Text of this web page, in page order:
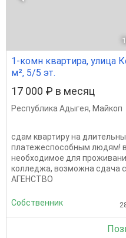
1
1-комн квартира, улица
м², 5/5 эт.
17 000 ₽ в месяц
Республика Адыгея, Майкоп
сдам квартиру на
платежеспособным людям!
необходимое для
колледжа, возможна сдача
АГЕНСТВО
Собственник